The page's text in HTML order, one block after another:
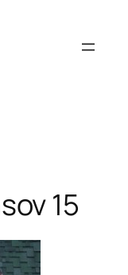
15